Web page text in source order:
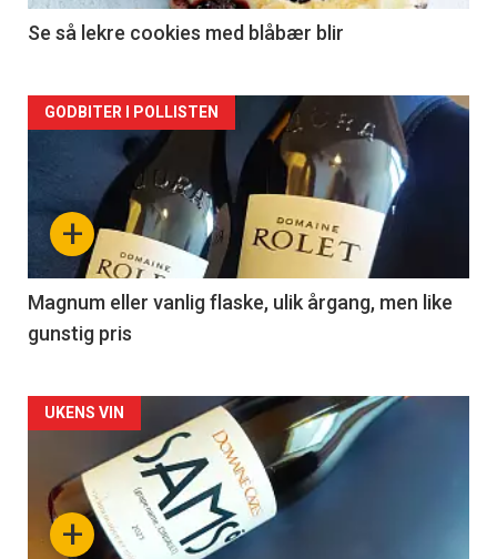
2
Se så lekre cookies med blåbær blir
Forsiden
akkurat
nå
3
+
GODBITER I POLLISTEN
Magnum eller vanlig flaske, ulik årgang, men like
gunstig pris
Forsiden
akkurat
nå+
UKENS VIN